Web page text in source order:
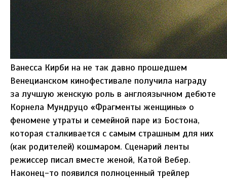
Ванесса Кирби на не так давно прошедшем
Венецианском кинофестивале получила награду
за лучшую женскую роль в англоязычном дебюте
Корнела Мундруцо «Фрагменты женщины» о
феномене утраты и семейной паре из Бостона,
которая сталкивается с самым страшным для них
(как родителей) кошмаром. Сценарий ленты
режиссер писал вместе женой, Катой Вебер.
Наконец-то появился полноценный трейлер